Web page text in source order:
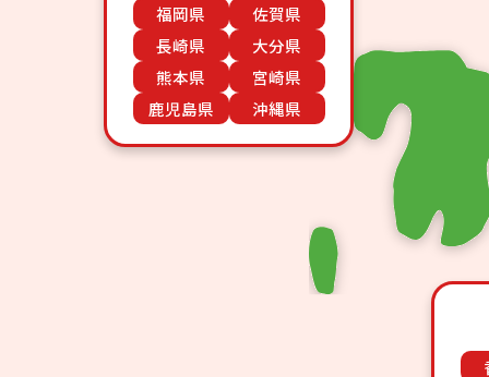
福岡県
佐賀県
長崎県
大分県
熊本県
宮崎県
鹿児島県
沖縄県